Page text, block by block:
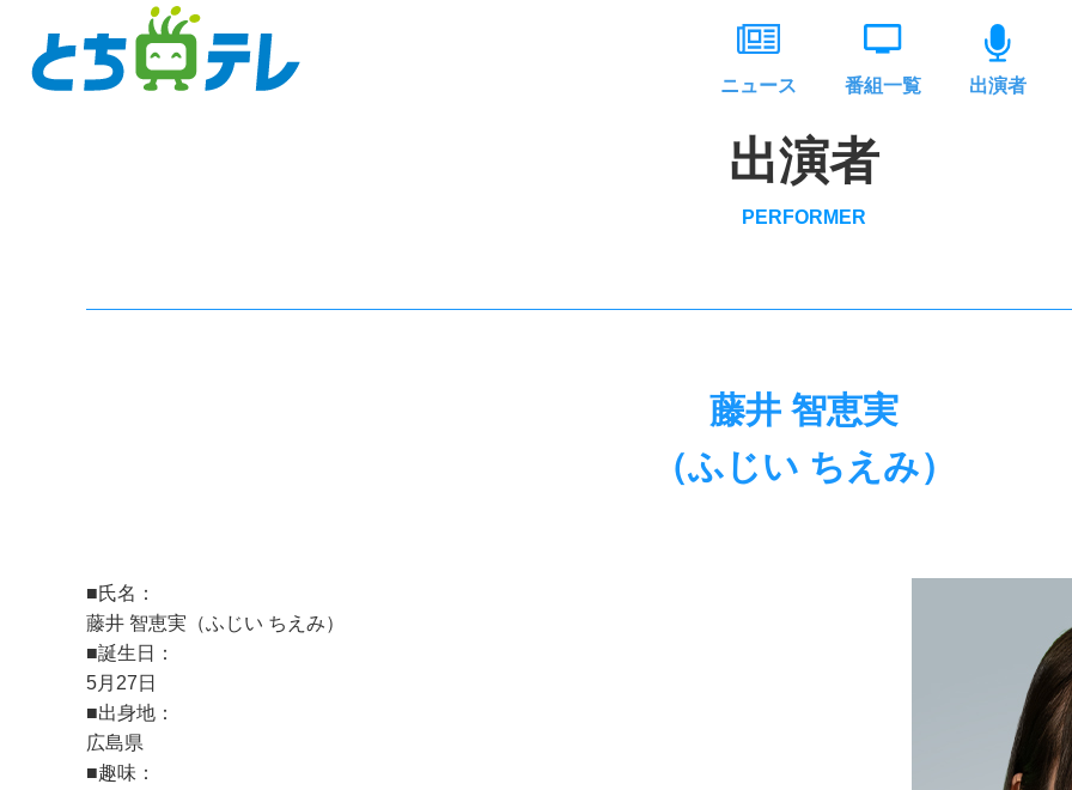
ニュース 番組一覧 出演者
出演者
PERFORMER
藤井 智恵実
（ふじい ちえみ）
■氏名：
藤井 智恵実（ふじい ちえみ）
■誕生日：
5月27日
■出身地：
広島県
■趣味：